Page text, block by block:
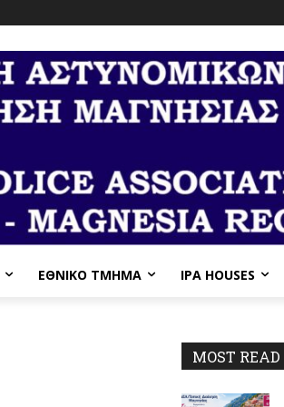
ΕΘΝΙΚΌ ΤΜΉΜΑ IPA HOUSES
MOST READ